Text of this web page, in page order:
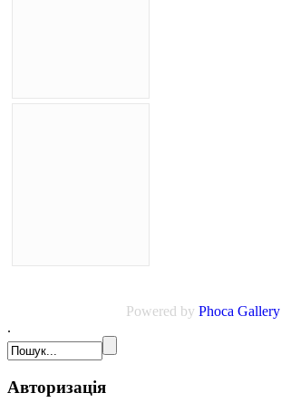
Powered by Phoca Gallery
.
Авторизація